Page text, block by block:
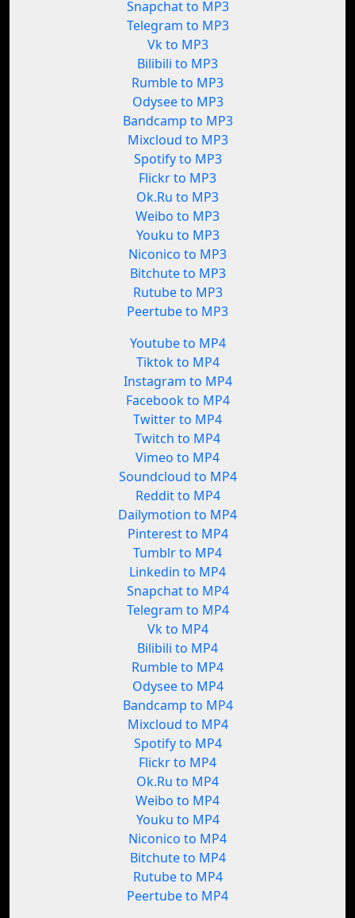
Snapchat to MP3
Telegram to MP3
Vk to MP3
Bilibili to MP3
Rumble to MP3
Odysee to MP3
Bandcamp to MP3
Mixcloud to MP3
Spotify to MP3
Flickr to MP3
Ok.Ru to MP3
Weibo to MP3
Youku to MP3
Niconico to MP3
Bitchute to MP3
Rutube to MP3
Peertube to MP3
Youtube to MP4
Tiktok to MP4
Instagram to MP4
Facebook to MP4
Twitter to MP4
Twitch to MP4
Vimeo to MP4
Soundcloud to MP4
Reddit to MP4
Dailymotion to MP4
Pinterest to MP4
Tumblr to MP4
Linkedin to MP4
Snapchat to MP4
Telegram to MP4
Vk to MP4
Bilibili to MP4
Rumble to MP4
Odysee to MP4
Bandcamp to MP4
Mixcloud to MP4
Spotify to MP4
Flickr to MP4
Ok.Ru to MP4
Weibo to MP4
Youku to MP4
Niconico to MP4
Bitchute to MP4
Rutube to MP4
Peertube to MP4